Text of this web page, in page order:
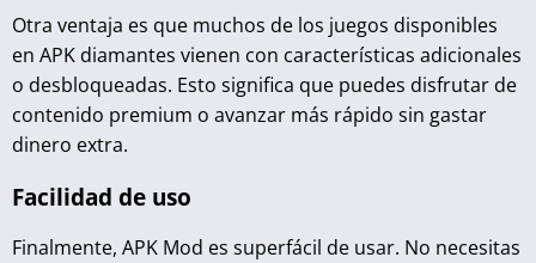
Otra ventaja es que muchos de los juegos disponibles
en APK diamantes vienen con características adicionales
o desbloqueadas. Esto significa que puedes disfrutar de
contenido premium o avanzar más rápido sin gastar
dinero extra.
Facilidad de uso
Finalmente, APK Mod es superfácil de usar. No necesitas